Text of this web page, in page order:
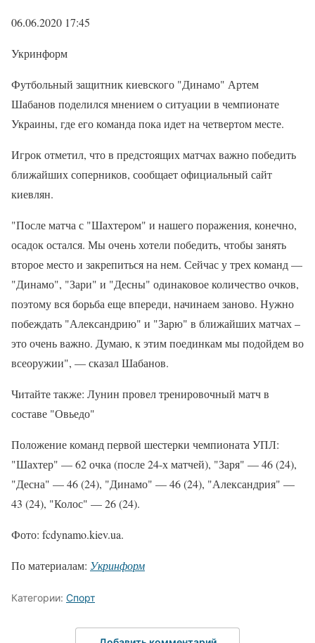
06.06.2020 17:45
Укринформ
Футбольный защитник киевского "Динамо" Артем
Шабанов поделился мнением о ситуации в чемпионате
Украины, где его команда пока идет на четвертом месте.
Игрок отметил, что в предстоящих матчах важно победить
ближайших соперников, сообщает официальный сайт
киевлян.
"После матча с "Шахтером" и нашего поражения, конечно,
осадок остался. Мы очень хотели победить, чтобы занять
второе место и закрепиться на нем. Сейчас у трех команд —
"Динамо", "Зари" и "Десны" одинаковое количество очков,
поэтому вся борьба еще впереди, начинаем заново. Нужно
побеждать "Александрию" и "Зарю" в ближайших матчах –
это очень важно. Думаю, к этим поединкам мы подойдем во
всеоружии", — сказал Шабанов.
Читайте также: Лунин провел тренировочный матч в
составе "Овьедо"
Положение команд первой шестерки чемпионата УПЛ:
"Шахтер" — 62 очка (после 24-х матчей), "Заря" — 46 (24),
"Десна" — 46 (24), "Динамо" — 46 (24), "Александрия" —
43 (24), "Колос" — 26 (24).
Фото: fcdynamo.kiev.ua.
По материалам: Укринформ
Категории: Спорт